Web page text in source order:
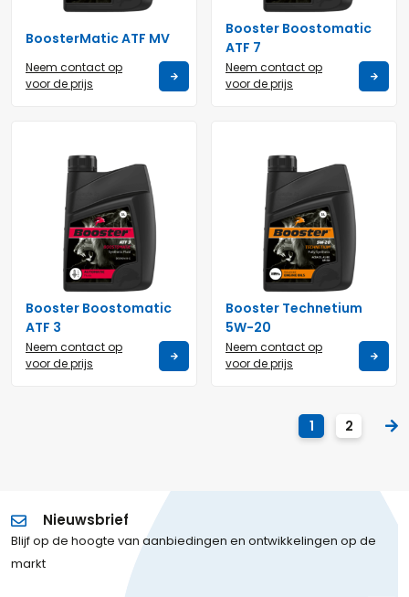
BoosterMatic ATF MV
Neem contact op
voor de prijs
Booster Boostomatic
ATF 7
Neem contact op
voor de prijs
Booster Boostomatic
ATF 3
Neem contact op
voor de prijs
Booster Technetium
5W-20
Neem contact op
voor de prijs
1 2
Nieuwsbrief
Blijf op de hoogte van aanbiedingen en ontwikkelingen op de
markt